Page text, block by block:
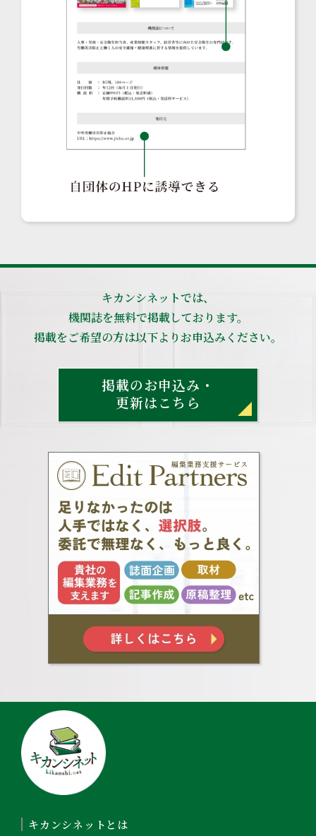
キカンシネットでは、
機関誌を無料で掲載しております。
掲載をご希望の方は以下よりお申込みください。
掲載のお申込み・
更新はこちら
キカンシネットとは